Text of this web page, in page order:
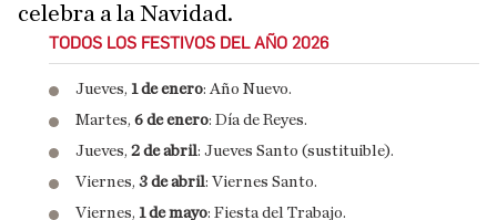
celebra a la Navidad.
TODOS LOS FESTIVOS DEL AÑO 2026
Jueves, 1 de enero: Año Nuevo.
Martes, 6 de enero: Día de Reyes.
Jueves, 2 de abril: Jueves Santo (sustituible).
Viernes, 3 de abril: Viernes Santo.
Viernes, 1 de mayo: Fiesta del Trabajo.